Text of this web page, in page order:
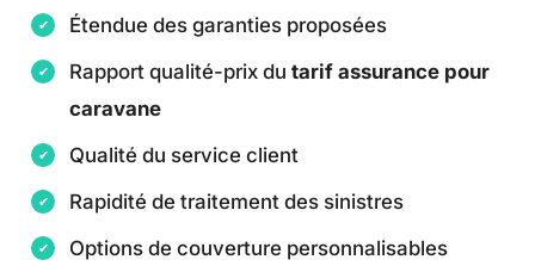
Étendue des garanties proposées
Rapport qualité-prix du tarif assurance pour
caravane
Qualité du service client
Rapidité de traitement des sinistres
Options de couverture personnalisables